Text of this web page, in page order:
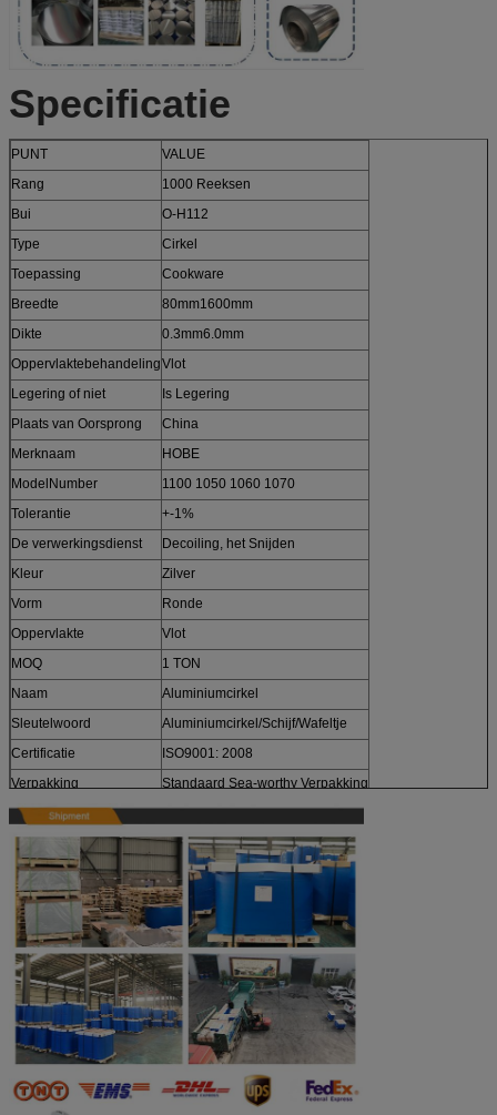
Specificatie
PUNT
VALUE
Rang
1000 Reeksen
Bui
O-H112
Type
Cirkel
Toepassing
Cookware
Breedte
80mm1600mm
Dikte
0.3mm6.0mm
OppervlaktebehandelingVlot
Legering of niet
Is Legering
Plaats van Oorsprong
China
Merknaam
HOBE
ModelNumber
1100 1050 1060 1070
Tolerantie
+-1%
De verwerkingsdienst
Decoiling, het Snijden
Kleur
Zilver
Vorm
Ronde
Oppervlakte
Vlot
MOQ
1 TON
Naam
Aluminiumcirkel
Sleutelwoord
Aluminiumcirkel/Schijf/Wafeltje
Certificatie
ISO9001: 2008
Verpakking
Standaard Sea-worthy Verpakking